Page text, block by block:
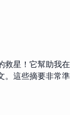
救星！它幫助我在
。這些摘要非常準